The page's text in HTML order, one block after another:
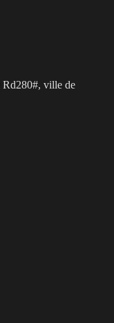
Rd280#, ville de